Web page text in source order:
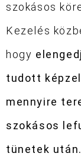
szokásos
Kezelés
hogy
tudott
mennyire
szokásos
tünetek után.